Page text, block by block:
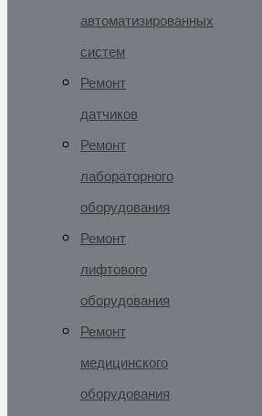
автоматизированных
систем
Ремонт
датчиков
Ремонт
лабораторного
оборудования
Ремонт
лифтового
оборудования
Ремонт
медицинского
оборудования